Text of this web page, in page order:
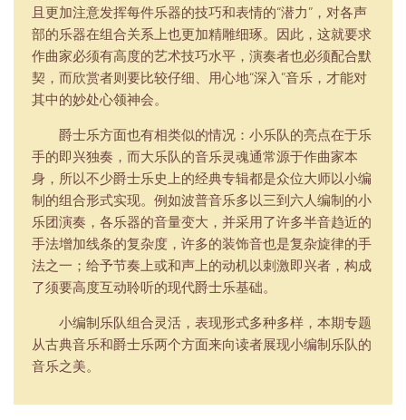
且更加注意发挥每件乐器的技巧和表情的“潜力”，对各声
部的乐器在组合关系上也更加精雕细琢。因此，这就要求
作曲家必须有高度的艺术技巧水平，演奏者也必须配合默
契，而欣赏者则要比较仔细、用心地“深入”音乐，才能对
其中的妙处心领神会。
爵士乐方面也有相类似的情况：小乐队的亮点在于乐
手的即兴独奏，而大乐队的音乐灵魂通常源于作曲家本
身，所以不少爵士乐史上的经典专辑都是众位大师以小编
制的组合形式实现。例如波普音乐多以三到六人编制的小
乐团演奏，各乐器的音量变大，并采用了许多半音趋近的
手法增加线条的复杂度，许多的装饰音也是复杂旋律的手
法之一；给予节奏上或和声上的动机以刺激即兴者，构成
了须要高度互动聆听的现代爵士乐基础。
小编制乐队组合灵活，表现形式多种多样，本期专题
从古典音乐和爵士乐两个方面来向读者展现小编制乐队的
音乐之美。